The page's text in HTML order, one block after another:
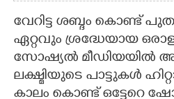
വേറിട്ട ശബ്ദം കൊണ്ട്
ഏറ്റവും ശ്രദ്ധേയായ
സോഷ്യൽ മീഡിയയിൽ
ലക്ഷ്മിയുടെ പാട്ടുകൾ
കാലം കൊണ്ട് ഒട്ടേറെ